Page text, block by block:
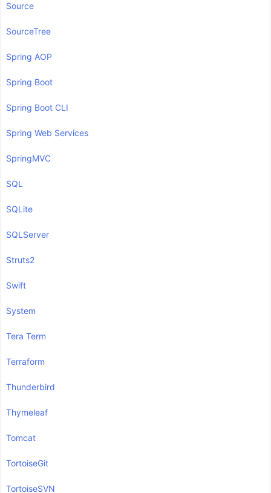
Source
SourceTree
Spring AOP
Spring Boot
Spring Boot CLI
Spring Web Services
SpringMVC
SQL
SQLite
SQLServer
Struts2
Swift
System
Tera Term
Terraform
Thunderbird
Thymeleaf
Tomcat
TortoiseGit
TortoiseSVN